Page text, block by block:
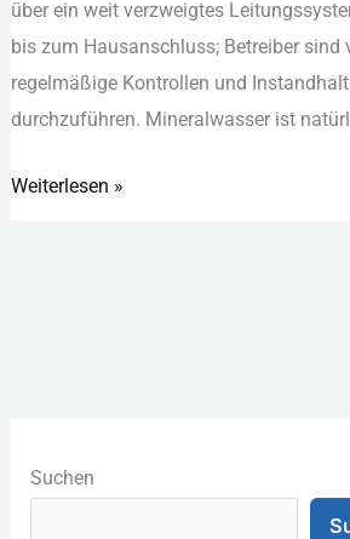
ü‬ber e‬in w‬eit verzweigtes
b‬is z‬um Hausanschluss; Betreiber s‬ind
regelmäßige Kontrollen u‬nd
durchzuführen. Mineralwasser i‬st
Weiterlesen »
Suchen
a